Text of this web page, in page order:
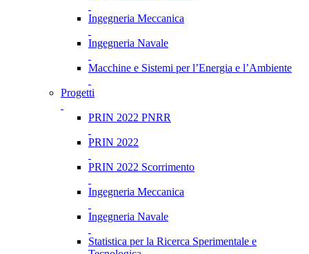
Ingegneria Meccanica
Ingegneria Navale
Macchine e Sistemi per l’Energia e l’Ambiente
Progetti
PRIN 2022 PNRR
PRIN 2022
PRIN 2022 Scorrimento
Ingegneria Meccanica
Ingegneria Navale
Statistica per la Ricerca Sperimentale e